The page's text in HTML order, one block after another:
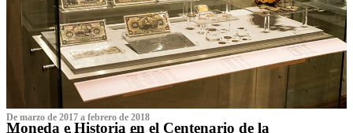
De marzo de 2017 a febrero de 2018
Moneda e Historia en el Centenario de la